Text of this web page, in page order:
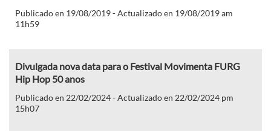
Publicado en 19/08/2019 - Actualizado en 19/08/2019 am
11h59
Divulgada nova data para o Festival Movimenta FURG
Hip Hop 50 anos
Publicado en 22/02/2024 - Actualizado en 22/02/2024 pm
15h07